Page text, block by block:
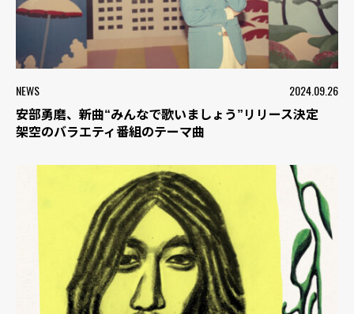
NEWS 2024.09.26
安部勇磨、新曲“みんなで歌いましょう”リリース決定
架空のバラエティ番組のテーマ曲